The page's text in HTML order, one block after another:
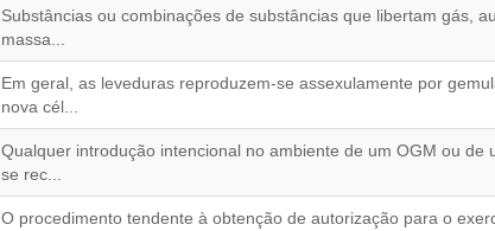
Substâncias ou combinações de substâncias que libertam gás,
massa...
Em geral, as leveduras reproduzem-se assexulamente por
nova cél...
Qualquer introdução intencional no ambiente de um OGM ou de
se rec...
O procedimento tendente à obtenção de autorização para o